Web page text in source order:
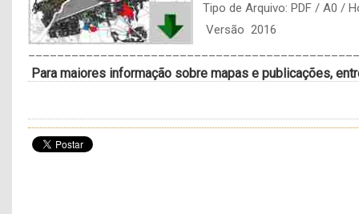
Tipo de Arquivo: PDF / A0 /
Versão 2016
Para maiores informação sobre mapas e publicações,